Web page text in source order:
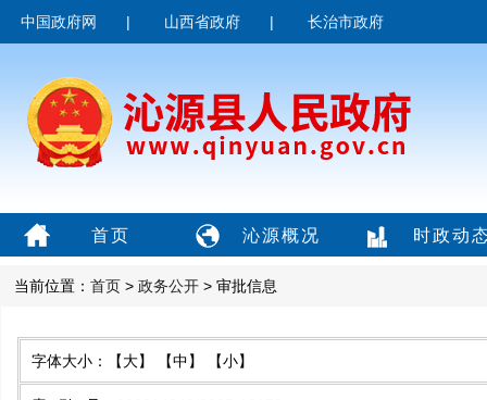
中国政府网 | 山西省政府 | 长治市政府
首页 沁源概况 时政动
当前位置： 首页 > 政务公开 > 审批信息
字体大小： 【大】 【中】 【小】